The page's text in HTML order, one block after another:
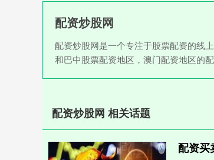
配资炒股网
配资炒股网是一个专注于股票配资的线
和巴中股票配资地区，澳门配资地区的
配资炒股网 相关话题
配资买